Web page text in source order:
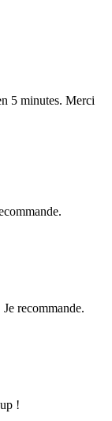
5 minutes. Merci
recommande.
!